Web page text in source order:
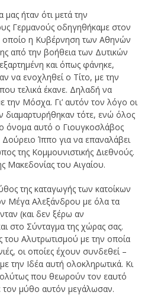
ήταν ότι μετά την
Γερμανούς οδηγηθήκαμε στον
οποίο η Κυβέρνηση των Αθηνών
από την βοήθεια των Δυτικών
και όπως φάνηκε,
να ενοχληθεί ο Τίτο, με την
τελικά έκανε. Δηλαδή να
την Μόσχα. Γι’ αυτόν τον λόγο οι
διαμαρτυρήθηκαν τότε, ενώ όλος
όνομα αυτό ο Γιουγκοσλάβος
Ίππο για να επαναλάβει
της Κομμουνιστικής Διεθνούς.
Μακεδονίας του Αιγαίου.
της καταγωγής των κατοίκων
Μέγα Αλεξάνδρου με όλα τα
(και δεν ξέρω αν
στο Σύνταγμα της χώρας σας.
του Αλυτρωτισμού με την οποία
οι οποίες έχουν συνδεθεί –
την Ιδέα αυτή ολοκληρωτικά. Κι
που θεωρούν τον εαυτό
μύθο αυτόν μεγάλωσαν.